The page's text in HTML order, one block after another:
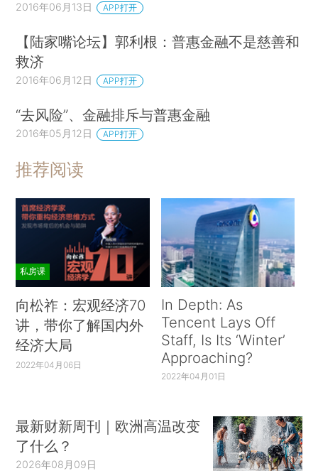
2016年06月13日 APP打开
【陆家嘴论坛】郭利根：普惠金融不是慈善和
救济
2016年06月12日 APP打开
“去风险”、金融排斥与普惠金融
2016年05月12日 APP打开
推荐阅读
私房课
向松祚：宏观经济70
讲，带你了解国内外
经济大局
2022年04月06日
In Depth: As
Tencent Lays Off
Staff, Is Its ‘Winter’
Approaching?
2022年04月01日
最新财新周刊｜欧洲高温改变
了什么？
2026年08月09日